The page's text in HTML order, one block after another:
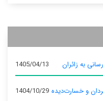
به زائران 1405/04/13
و خسارت‌دیده 1404/10/29